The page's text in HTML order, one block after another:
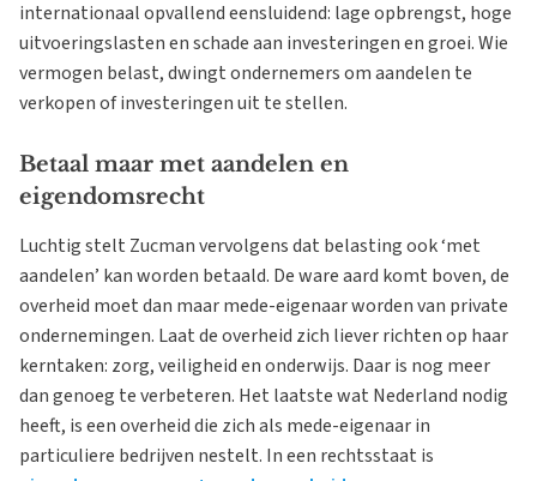
internationaal opvallend eensluidend: lage opbrengst, hoge
uitvoeringslasten en schade aan investeringen en groei. Wie
vermogen belast, dwingt ondernemers om aandelen te
verkopen of investeringen uit te stellen.
Betaal maar met aandelen en
eigendomsrecht
Luchtig stelt Zucman vervolgens dat belasting ook ‘met
aandelen’ kan worden betaald. De ware aard komt boven, de
overheid moet dan maar mede-eigenaar worden van private
ondernemingen. Laat de overheid zich liever richten op haar
kerntaken: zorg, veiligheid en onderwijs. Daar is nog meer
dan genoeg te verbeteren. Het laatste wat Nederland nodig
heeft, is een overheid die zich als mede-eigenaar in
particuliere bedrijven nestelt. In een rechtsstaat is